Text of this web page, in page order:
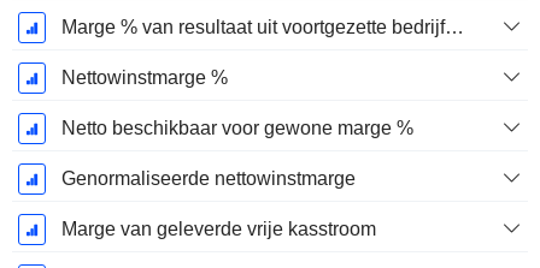
Marge % van resultaat uit voortgezette bedrijfsactiviteiten
Nettowinstmarge %
Netto beschikbaar voor gewone marge %
Genormaliseerde nettowinstmarge
Marge van geleverde vrije kasstroom